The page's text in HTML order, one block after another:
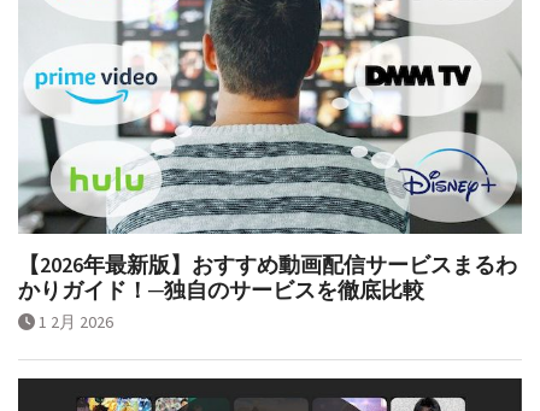
【2026年最新版】おすすめ動画配信サービスまるわ
かりガイド！─独自のサービスを徹底比較
1 2月 2026